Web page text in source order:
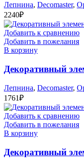
Лепнина, Decomaster,
2240₽
Добавить к сравнению
Добавить в пожелания
В корзину
Декоративный
Лепнина, Decomaster,
1761₽
Добавить к сравнению
Добавить в пожелания
В корзину
Декоративный